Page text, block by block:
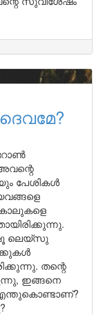
പേശികൾ
ഷൂ ലെയ്സു
തന്റെ
ഇങ്ങനെ